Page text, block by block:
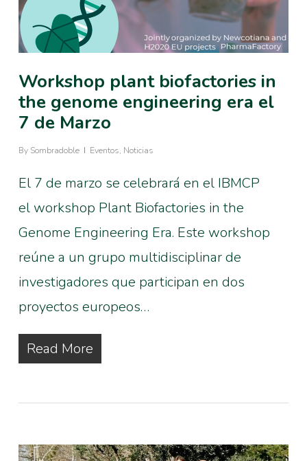
Workshop plant biofactories in
the genome engineering era el
7 de Marzo
By Sombradoble Eventos, Noticias
El 7 de marzo se celebrará en el IBMCP
el workshop Plant Biofactories in the
Genome Engineering Era. Este workshop
reúne a un grupo multidisciplinar de
investigadores que participan en dos
proyectos europeos…
Read More